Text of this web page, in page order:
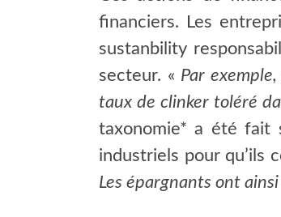
financiers. Les
sustanbility
secteur. « Par
taux de clinker toléré
taxonomie* a été fait
industriels pour qu’ils
Les épargnants ont